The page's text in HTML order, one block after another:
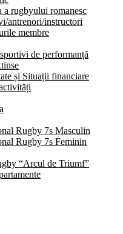
a rugbyului romanesc
antrenori/instructori
membre
de performanță
și Situații financiare
Rugby 7s Masculin
Rugby 7s Feminin
“Arcul de Triumf”